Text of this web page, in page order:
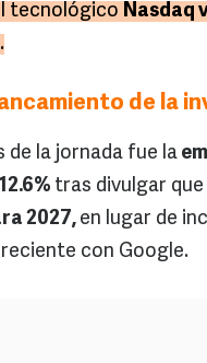
tecnológico Nasdaq
de la
de la jornada fue la
tras divulgar que
2027, en lugar de
con Google.